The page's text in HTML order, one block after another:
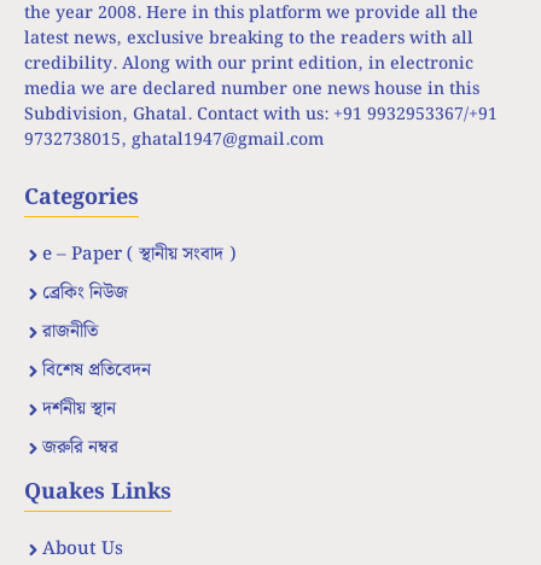
the year 2008. Here in this platform we provide all the
latest news, exclusive breaking to the readers with all
credibility. Along with our print edition, in electronic
media we are declared number one news house in this
Subdivision, Ghatal. Contact with us: +91 9932953367/+91
9732738015, ghatal1947@gmail.com
Categories
e – Paper ( স্থানীয় সংবাদ )
ব্রেকিং নিউজ
রাজনীতি
বিশেষ প্রতিবেদন
দর্শনীয় স্থান
জরুরি নম্বর
Quakes Links
About Us